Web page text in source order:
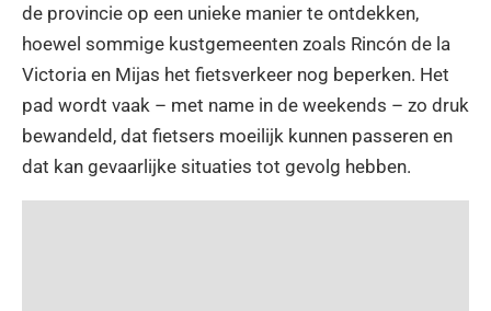
de provincie op een unieke manier te ontdekken,
hoewel sommige kustgemeenten zoals Rincón de la
Victoria en Mijas het fietsverkeer nog beperken. Het
pad wordt vaak – met name in de weekends – zo druk
bewandeld, dat fietsers moeilijk kunnen passeren en
dat kan gevaarlijke situaties tot gevolg hebben.